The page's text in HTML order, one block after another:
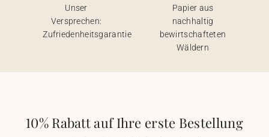
Unser
Versprechen:
Zufriedenheitsgarantie
Papier aus
nachhaltig
bewirtschafteten
Wäldern
10% Rabatt auf Ihre erste Bestellung